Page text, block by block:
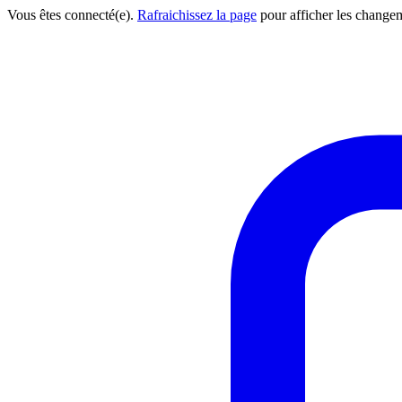
Vous êtes connecté(e). Rafraichissez la page pour afficher les